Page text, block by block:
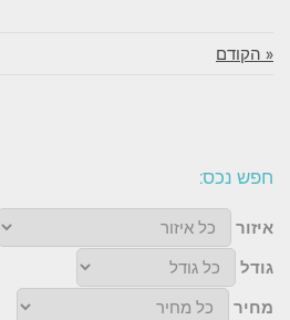
« הקודם
חפש נכס:
איזור
גודל
מחיר